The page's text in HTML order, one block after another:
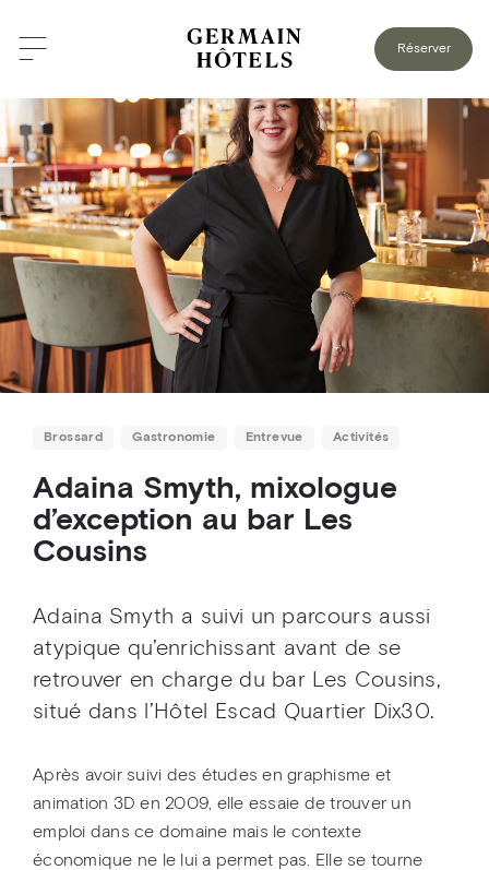
Réserver
Brossard Gastronomie Entrevue Activités
Adaina Smyth, mixologue
d’exception au bar Les
Cousins
Adaina Smyth a suivi un parcours aussi
atypique qu’enrichissant avant de se
retrouver en charge du bar Les Cousins,
situé dans l’Hôtel Escad Quartier Dix30.
Après avoir suivi des études en graphisme et
animation 3D en 2009, elle essaie de trouver un
emploi dans ce domaine mais le contexte
économique ne le lui a permet pas. Elle se tourne